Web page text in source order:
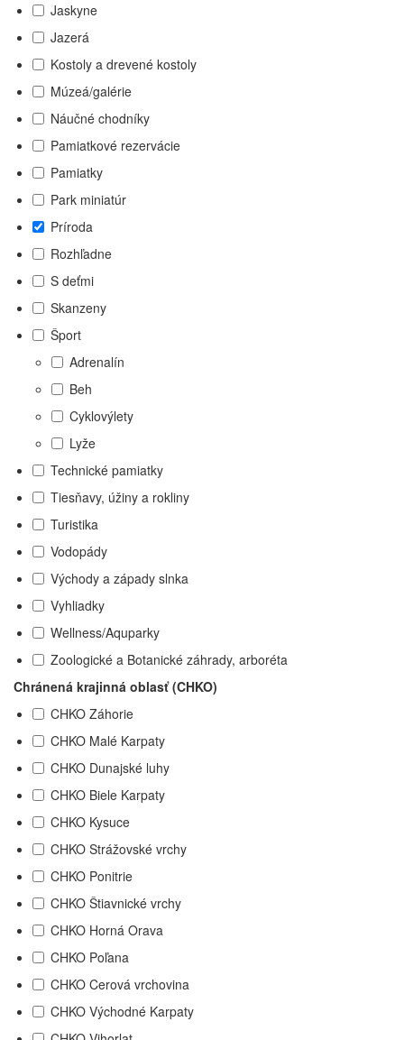
Jaskyne
Jazerá
Kostoly a drevené kostoly
Múzeá/galérie
Náučné chodníky
Pamiatkové rezervácie
Pamiatky
Park miniatúr
Príroda
Rozhľadne
S deťmi
Skanzeny
Šport
Adrenalín
Beh
Cyklovýlety
Lyže
Technické pamiatky
Tiesňavy, úžiny a rokliny
Turistika
Vodopády
Východy a západy slnka
Vyhliadky
Wellness/Aquparky
Zoologické a Botanické záhrady, arboréta
Chránená krajinná oblasť (CHKO)
CHKO Záhorie
CHKO Malé Karpaty
CHKO Dunajské luhy
CHKO Biele Karpaty
CHKO Kysuce
CHKO Strážovské vrchy
CHKO Ponitrie
CHKO Štiavnické vrchy
CHKO Horná Orava
CHKO Poľana
CHKO Cerová vrchovina
CHKO Východné Karpaty